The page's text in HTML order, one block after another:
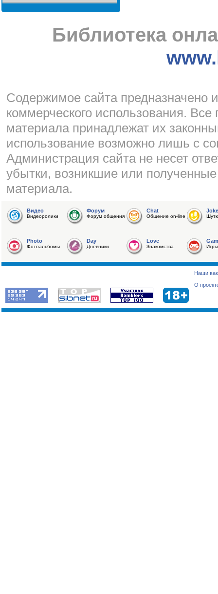
Библиотека
Cодержимое сайта предназначено
коммерческого использования.
материала принадлежат их
использование возможно лишь с
Администрация сайта не несет
убытки, возникшие или
материала.
Видео
Видеоролики
Форум
Форум общения
Chat
Общение on-line
Joke
Photo
Фотоальбомы
Day
Дневники
Love
Знакомства Игры
Наши
О